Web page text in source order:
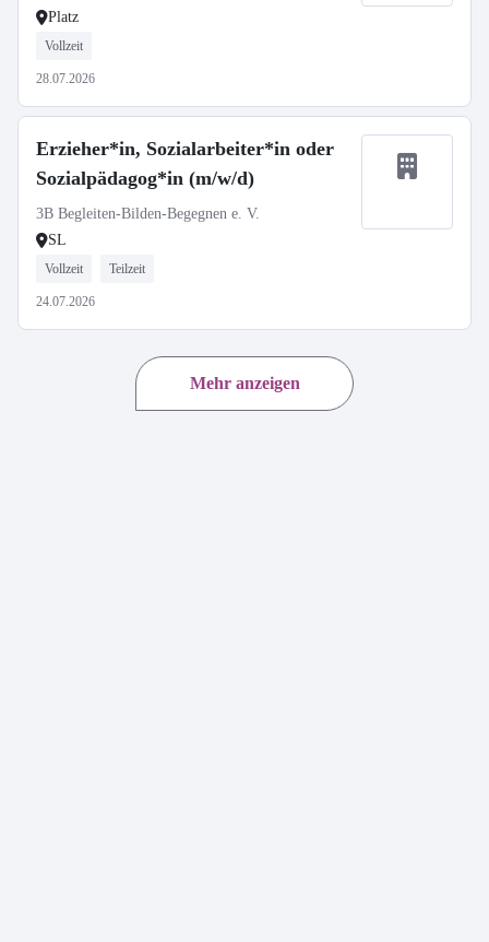
Platz
Vollzeit
28.07.2026
Erzieher*in, Sozialarbeiter*in oder
Sozialpädagog*in (m/w/d)
3B Begleiten-Bilden-Begegnen e. V.
SL
Vollzeit Teilzeit
24.07.2026
Mehr anzeigen